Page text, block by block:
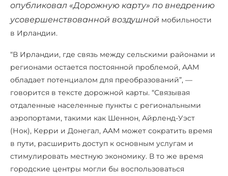
опубликовал «Дорожную карту» по внедрению
усовершенствованной воздушной мобильности
в Ирландии.
“В Ирландии, где связь между сельскими районами и
регионами остается постоянной проблемой, AAM
обладает потенциалом для преобразований”, —
говорится в тексте дорожной карты. “Связывая
отдаленные населенные пункты с региональными
аэропортами, такими как Шеннон, Айрленд-Уэст
(Нок), Керри и Донегал, AAM может сократить время
в пути, расширить доступ к основным услугам и
стимулировать местную экономику. В то же время
городские центры могли бы воспользоваться